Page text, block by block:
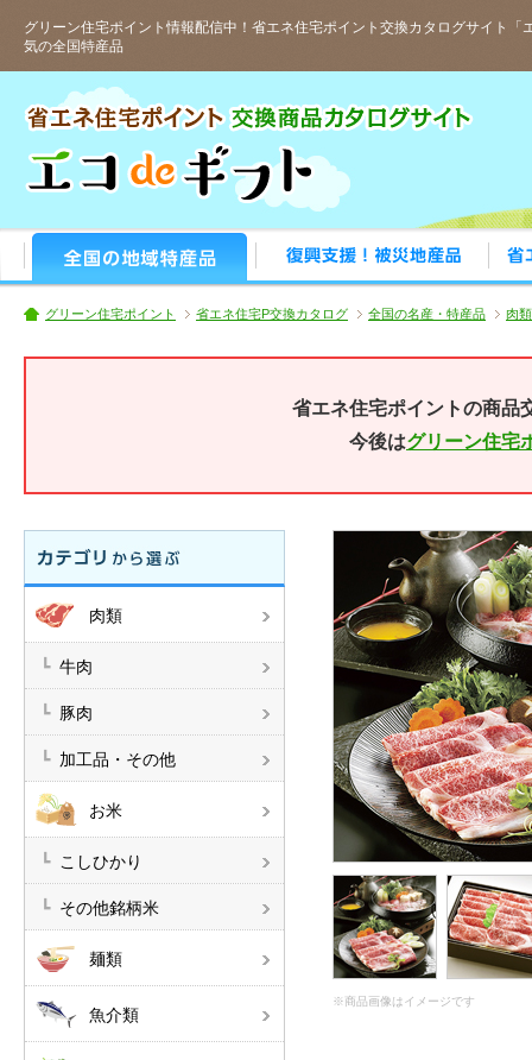
グリーン住宅ポイント情報配信中！省エネ住宅ポイント交換カタログサイト「
気の全国特産品
グリーン住宅ポイント 省エネ住宅P交換カタログ 全国の名産・特産品 肉類
省エネ住宅ポイントの商品
今後はグリーン住宅
※商品画像はイメージです
肉類
牛肉
豚肉
加工品・その他
お米
こしひかり
その他銘柄米
麺類
魚介類